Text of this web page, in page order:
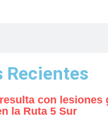
Recientes
con lesiones
la Ruta 5 Sur